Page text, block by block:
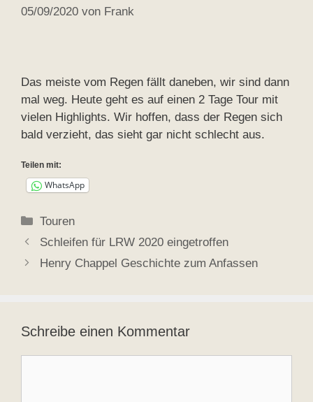
05/09/2020 von Frank
Das meiste vom Regen fällt daneben, wir sind dann
mal weg. Heute geht es auf einen 2 Tage Tour mit
vielen Highlights. Wir hoffen, dass der Regen sich
bald verzieht, das sieht gar nicht schlecht aus.
Teilen mit:
WhatsApp
Kategorien
Touren
Schleifen für LRW 2020 eingetroffen
Henry Chappel Geschichte zum Anfassen
Schreibe einen Kommentar